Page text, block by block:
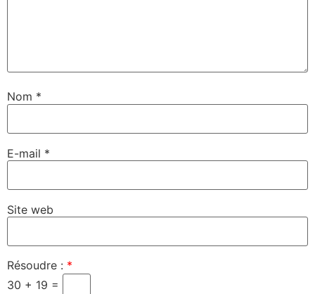
Nom *
E-mail *
Site web
Résoudre : *
30 + 19 =